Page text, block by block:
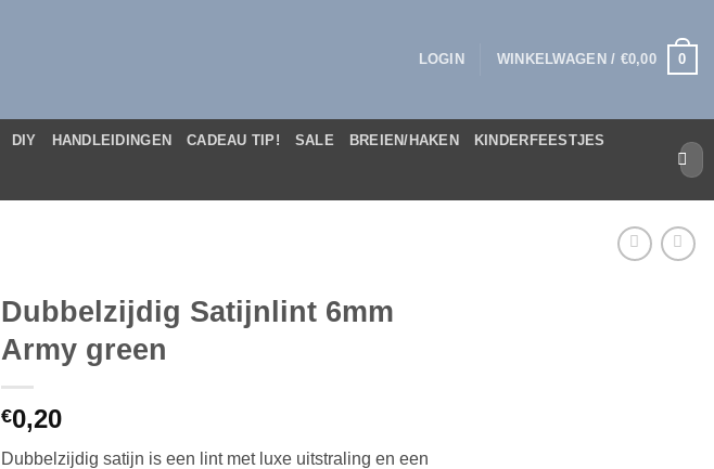
LOGIN WINKELWAGEN / €0,00 0
DIY HANDLEIDINGEN CADEAU TIP! SALE BREIEN/HAKEN KINDERFEESTJES
naar:
Dubbelzijdig Satijnlint 6mm
Army green
€0,20
Dubbelzijdig satijn is een lint met luxe uitstraling en een